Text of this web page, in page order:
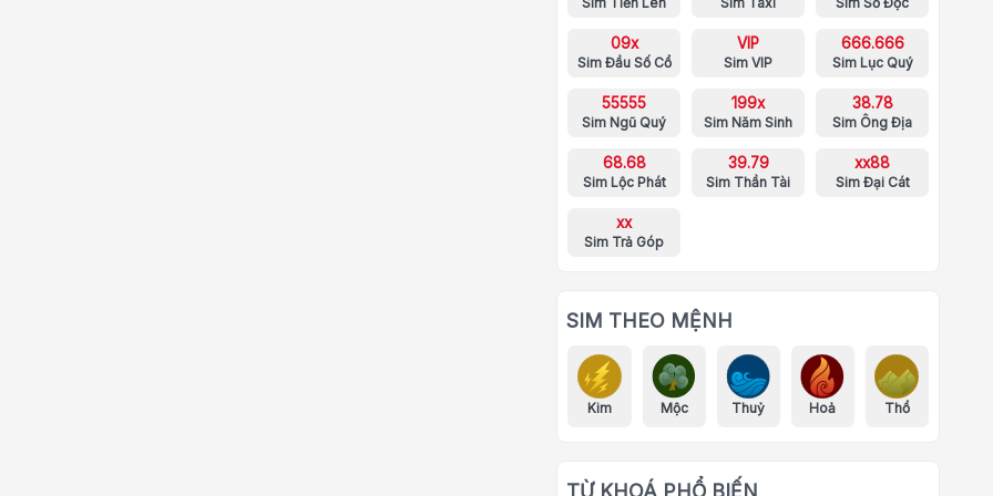
09x
Sim Đầu Số Cổ
VIP
Sim VIP
666.666
Sim Lục Quý
55555
Sim Ngũ Quý
199x
Sim Năm Sinh
38.78
Sim Ông Địa
68.68
Sim Lộc Phát
39.79
Sim Thần Tài
xx88
Sim Đại Cát
xx
Sim Trả Góp
SIM THEO MỆNH
Kim Mộc Thuỷ Hoả Thổ
TỪ KHOÁ PHỔ BIẾN